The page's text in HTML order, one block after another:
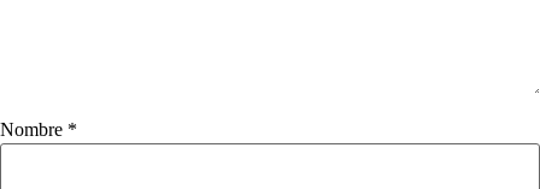
Nombre *